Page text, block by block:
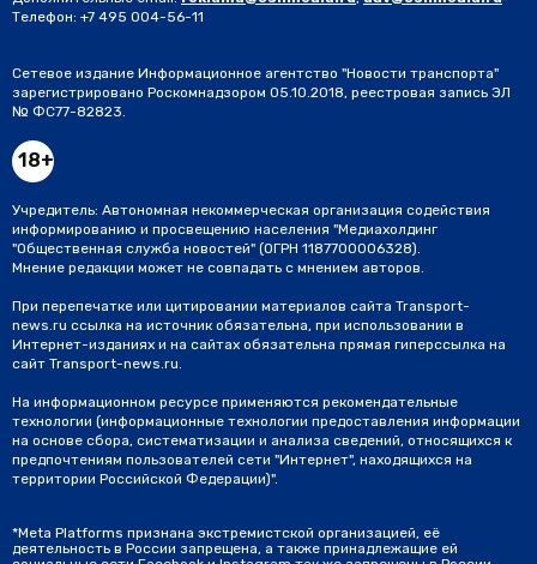
Телефон: +7 495 004-56-11
Сетевое издание Информационное агентство "Новости транспорта"
зарегистрировано Роскомнадзором 05.10.2018, реестровая запись ЭЛ
№ ФС77-82823.
18+
Учредитель: Автономная некоммерческая организация содействия
информированию и просвещению населения "Медиахолдинг
"Общественная служба новостей" (ОГРН 1187700006328).
Мнение редакции может не совпадать с мнением авторов.
При перепечатке или цитировании материалов сайта Transport-
news.ru ссылка на источник обязательна, при использовании в
Интернет-изданиях и на сайтах обязательна прямая гиперссылка на
сайт Transport-news.ru.
На информационном ресурсе применяются рекомендательные
технологии (информационные технологии предоставления информации
на основе сбора, систематизации и анализа сведений, относящихся к
предпочтениям пользователей сети "Интернет", находящихся на
территории Российской Федерации)".
*Meta Platforms признана экстремистской организацией, её
деятельность в России запрещена, а также принадлежащие ей